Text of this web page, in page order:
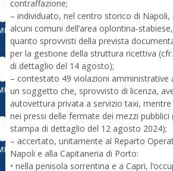
contraffazione;
– individuato, nel centro storico di Napoli,
alcuni comuni dell’area oplontina-
quanto sprovvisti della prevista
per la gestione della struttura ricettiva
di dettaglio del 14 agosto);
– contestato 49 violazioni amministrative
un soggetto che, sprovvisto di licenza,
autovettura privata a servizio taxi,
nei pressi delle fermate dei mezzi
stampa di dettaglio del 12 agosto 2024);
– accertato, unitamente al Reparto
Napoli e alla Capitaneria di Porto:
• nella penisola sorrentina e a Capri,